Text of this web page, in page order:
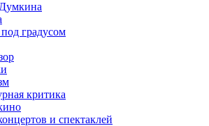
градусом
критика
и спектаклей